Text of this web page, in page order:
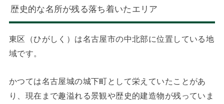
歴史的な名所が残る落ち着いたエリア
東区（ひがしく）は名古屋市の中北部に位置している地
域です。
かつては名古屋城の城下町として栄えていたことがあ
り、現在まで趣溢れる景観や歴史的建造物が残っていま